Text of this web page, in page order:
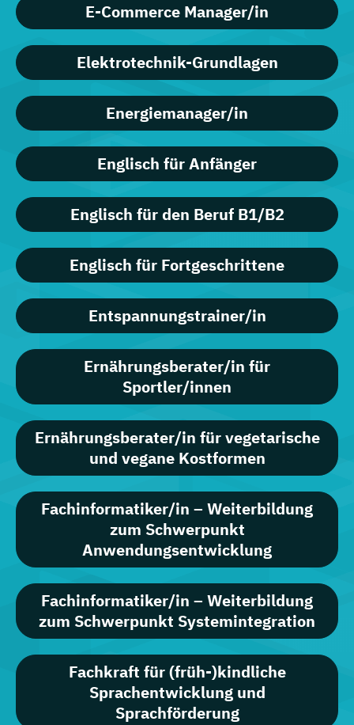
E-Commerce Manager/in
Elektrotechnik-Grundlagen
Energiemanager/in
Englisch für Anfänger
Englisch für den Beruf B1/B2
Englisch für Fortgeschrittene
Entspannungstrainer/in
Ernährungsberater/in für
Sportler/innen
Ernährungsberater/in für vegetarische
und vegane Kostformen
Fachinformatiker/in – Weiterbildung
zum Schwerpunkt
Anwendungsentwicklung
Fachinformatiker/in – Weiterbildung
zum Schwerpunkt Systemintegration
Fachkraft für (früh-)kindliche
Sprachentwicklung und
Sprachförderung